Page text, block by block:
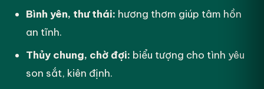
Bình yên, thư thái: hương thơm giúp tâm hồn
an tĩnh.
Thủy chung, chờ đợi: biểu tượng cho tình yêu
son sắt, kiên định.